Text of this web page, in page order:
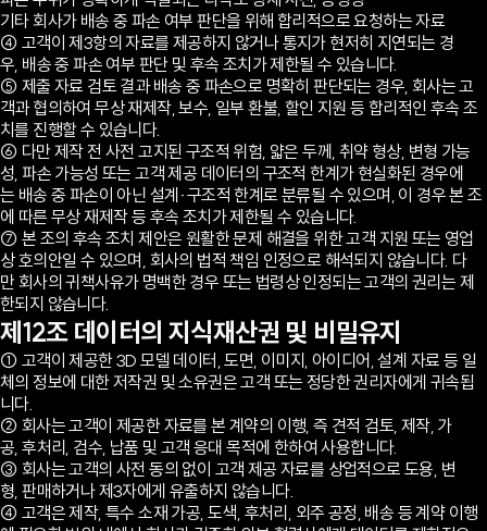
기타 회사가 배송 중 파손 여부 판단을 위해 합리적으로 요청하는 자료
④ 고객이 제3항의 자료를 제공하지 않거나 통지가 현저히 지연되는 경
우, 배송 중 파손 여부 판단 및 후속 조치가 제한될 수 있습니다.
⑤ 제출 자료 검토 결과 배송 중 파손으로 명확히 판단되는 경우, 회사는 고
객과 협의하여 무상 재제작, 보수, 일부 환불, 할인 지원 등 합리적인 후속 조
치를 진행할 수 있습니다.
⑥ 다만 제작 전 사전 고지된 구조적 위험, 얇은 두께, 취약 형상, 변형 가능
성, 파손 가능성 또는 고객 제공 데이터의 구조적 한계가 현실화된 경우에
는 배송 중 파손이 아닌 설계·구조적 한계로 분류될 수 있으며, 이 경우 본 조
에 따른 무상 재제작 등 후속 조치가 제한될 수 있습니다.
⑦ 본 조의 후속 조치 제안은 원활한 문제 해결을 위한 고객 지원 또는 영업
상 호의안일 수 있으며, 회사의 법적 책임 인정으로 해석되지 않습니다. 다
만 회사의 귀책사유가 명백한 경우 또는 법령상 인정되는 고객의 권리는 제
한되지 않습니다.
제12조 데이터의 지식재산권 및 비밀유지
① 고객이 제공한 3D 모델 데이터, 도면, 이미지, 아이디어, 설계 자료 등 일
체의 정보에 대한 저작권 및 소유권은 고객 또는 정당한 권리자에게 귀속됩
니다.
② 회사는 고객이 제공한 자료를 본 계약의 이행, 즉 견적 검토, 제작, 가
공, 후처리, 검수, 납품 및 고객 응대 목적에 한하여 사용합니다.
③ 회사는 고객의 사전 동의 없이 고객 제공 자료를 상업적으로 도용, 변
형, 판매하거나 제3자에게 유출하지 않습니다.
④ 고객은 제작, 특수 소재 가공, 도색, 후처리, 외주 공정, 배송 등 계약 이행